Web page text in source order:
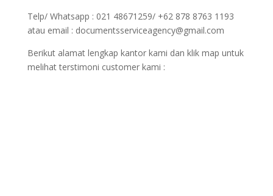
Telp/ Whatsapp : 021 48671259/ +62 878 8763 1193
atau email : documentsserviceagency@gmail.com
Berikut alamat lengkap kantor kami dan klik map untuk
melihat terstimoni customer kami :